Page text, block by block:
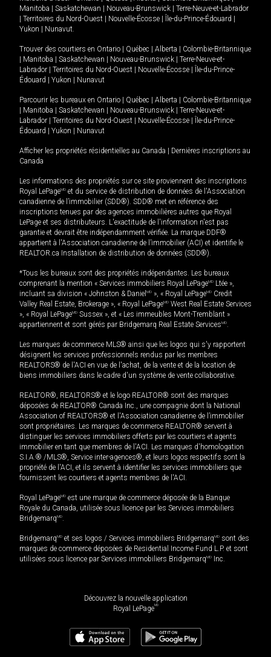
Manitoba | Saskatchewan | Nouveau-Brunswick | Terre-Neuve-et-Labrador
| Territoires du Nord-Ouest | Nouvelle-Écosse | Île-du-Prince-Édouard |
Yukon | Nunavut
Trouver des courtiers en Ontario | Québec | Alberta | Colombie-Britannique
| Manitoba | Saskatchewan | Nouveau-Brunswick | Terre-Neuve-et-
Labrador | Territoires du Nord-Ouest | Nouvelle-Écosse | Île-du-Prince-
Édouard | Yukon | Nunavut
Parcourir les bureaux en Ontario | Québec | Alberta | Colombie-Britannique
| Manitoba | Saskatchewan | Nouveau-Brunswick | Terre-Neuve-et-
Labrador | Territoires du Nord-Ouest | Nouvelle-Écosse | Île-du-Prince-
Édouard | Yukon | Nunavut
Afficher les propriétés résidentielles au Canada | Dernières inscriptions au
Canada
Les informations des propriétés sur ce site proviennent des inscriptions
Royal LePageMD et du service de distribution de données de l'Association
canadienne de l’immobilier (SDD®). SDD® met en référence des
inscriptions tenues par des agences immobilières autres que Royal
LePage et ses distributeurs. L'exactitude de l'information n'est pas
garantie et devrait être indépendamment vérifiée. La marque DDF®
appartient à l'Association canadienne de l’immobilier (ACI) et identifie le
REALTOR.ca Installation de distribution de données (SDD®).
*Tous les bureaux sont des propriétés indépendantes. Les bureaux
comprenant la mention « Services immobiliers Royal LePageMD Ltée »,
incluant sa division « Johnston & Daniel MD », « Royal LePageMD Credit
Valley Real Estate, Brokerage », « Royal LePageMD West Real Estate Services
», « Royal LePageMD Sussex », et « Les immeubles Mont-Tremblant »
appartiennent et sont gérés par Bridgemarq Real Estate ServicesMD
Les marques de commerce MLS® ainsi que les logos qui s'y rapportent
désignent les services professionnels rendus par les membres
REALTORS® de l'ACI en vue de l'achat, de la vente et de la location de
biens immobiliers dans le cadre d'un système de vente collaborative.
REALTOR®, REALTORS® et le logo REALTOR® sont des marques
déposées de REALTOR® Canada Inc., une compagnie dont la National
Association of REALTORS® et l'Association canadienne de l’immobilier
sont propriétaires. Les marques de commerce REALTOR® servent à
distinguer les services immobiliers offerts par les courtiers et agents
immobilier en tant que membres de l'ACI. Les marques d'homologation
S.I.A.® /MLS®, Service inter-agences®, et leurs logos respectifs sont la
propriété de l'ACI, et ils servent à identifier les services immobiliers que
fournissent les courtiers et agents membres de l'ACI.
Royal LePageMD est une marque de commerce déposée de la Banque
Royale du Canada, utilisée sous licence par les Services immobiliers
BridgemarqMD
BridgemarqMD et ses logos / Services immobiliers BridgemarqMD sont des
marques de commerce déposées de Residential Income Fund L.P. et sont
utilisées sous licence par Services immobiliers BridgemarqMD Inc.
Découvrez la nouvelle application
Royal LePageMD